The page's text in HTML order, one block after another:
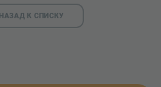
НАЗАД К СПИСКУ